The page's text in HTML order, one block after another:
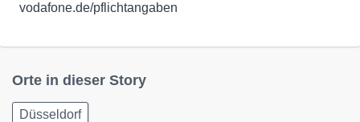
vodafone.de/pflichtangaben
Orte in dieser Story
Düsseldorf